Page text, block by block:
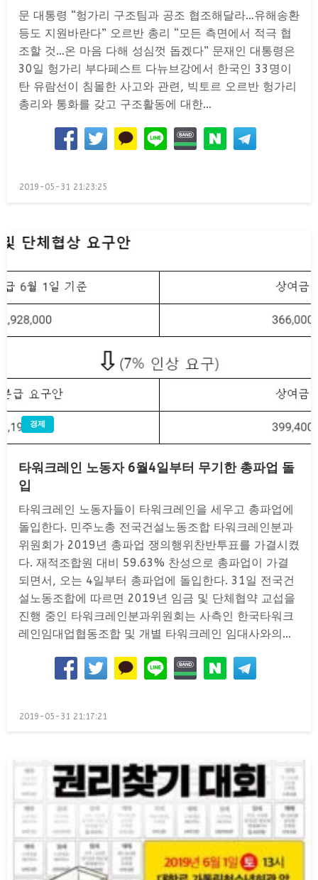
문 대통령 “헝가리 구조팀과 공조 협조해달라…유해송환
등도 지원바란다” 오르반 총리 “모든 측면에서 적극 협
조할 것…온 마음 다해 성심껏 돕겠다” 문재인 대통령은
30일 헝가리 부다페스트 다뉴브강에서 한국인 33명이
탄 유람선이 침몰한 사고와 관련, 빅토르 오르반 헝가리
총리와 통화를 갖고 구조활동에 대한…
Posted
2019-05-31 21:23:25
경제
타워크레인 노동자 6월4일부터 무기한 총파업 돌
입
타워크레인 노동자들이 타워크레인을 세우고 총파업에
돌입한다. 민주노총 전국건설노동조합 타워크레인분과
위원회가 2019년 총파업 쟁의행위찬반투표를 가결시켰
다. 재적조합원 대비 59.63% 찬성으로 총파업이 가결
되면서, 오는 4일부터 총파업에 돌입한다. 31일 전국건
설노동조합에 따르면 2019년 임금 및 단체협약 교섭을
진행 중인 타워크레인분과위원회는 사측인 한국타워크
레인임대업협동조합 및 개별 타워크레인 임대사와의…
Posted
2019-05-31 21:17:21